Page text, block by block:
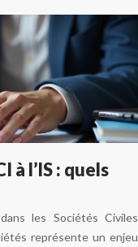
à l’IS : quels
les Sociétés Civiles
représente un enjeu